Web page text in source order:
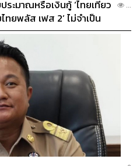
ะมาณหรือเงินกู้ ‘ไทยเที่ยว
ทยพลัส เฟส 2’ ไม่จำเป็น
...